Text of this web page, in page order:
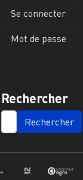
Se connecter
Mot de passe
Rechercher
SEARCH